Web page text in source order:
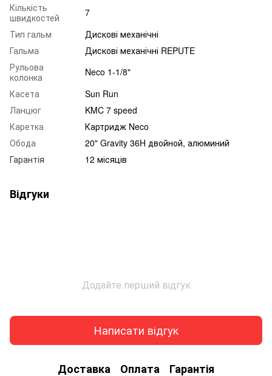
Кількість
швидкостей
7
Тип гальм
Дискові механічні
Гальма
Дискові механічні REPUTE
Рульова
колонка
Neco 1-1/8"
Касета
Sun Run
Ланцюг
KMC 7 speed
Каретка
Картридж Neco
Обода
20" Gravity 36H двойной, алюминий
Гарантія
12 місяців
Відгуки
Додайте перший відгук
Написати відгук
Доставка Оплата Гарантія